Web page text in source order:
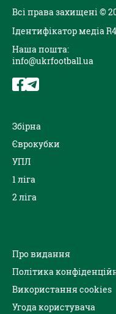
Всі права захищені ©
Ідентифікатор медіа
Наша пошта:
info@ukrfootball.ua
Збірна
Єврокубки
УПЛ
1 ліга
2 ліга
Про видання
Політика
Використання cookies
Угода користувача